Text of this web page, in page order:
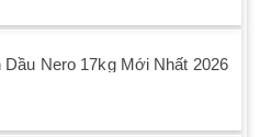
Dầu Nero 17kg Mới Nhất 2026